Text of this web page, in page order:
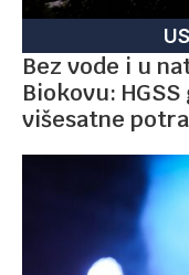
Bez vode i u
Biokovu:
višesatne